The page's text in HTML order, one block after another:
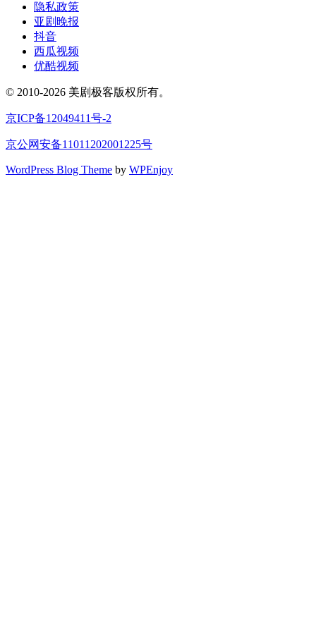
隐私政策
亚剧晚报
抖音
西瓜视频
优酷视频
© 2010-2026 美剧极客版权所有。
京ICP备12049411号-2
京公网安备11011202001225号
WordPress Blog Theme by WPEnjoy